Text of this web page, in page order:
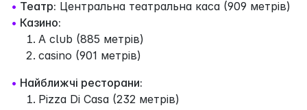
• Театр: Центральна театральна каса (909 метрів)
• Казино:
A club (885 метрів)
casino (901 метрів)
• Найближчі ресторани:
Pizza Di Casa (232 метрів)